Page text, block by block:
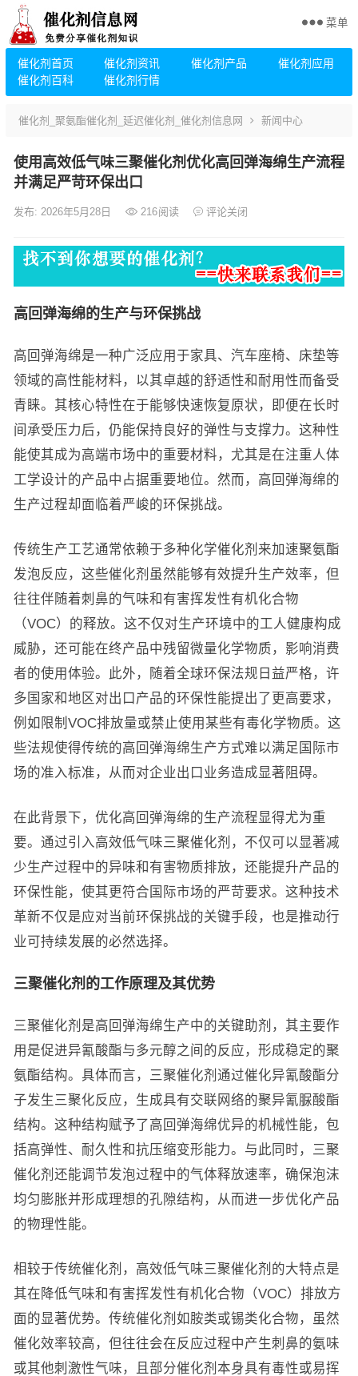
催化剂首页 催化剂资讯 催化剂产品
催化剂应用
催化剂百科
催化剂行情
菜单
催化剂_聚氨酯催化剂_延迟催化剂_催化剂信息网 新闻中心
使用高效低气味三聚催化剂优化高回弹海绵生产流程
并满足严苛环保出口
发布: 2026年5月28日 216阅读 评论关闭
高回弹海绵的生产与环保挑战
高回弹海绵是一种广泛应用于家具、汽车座椅、床垫等
领域的高性能材料，以其卓越的舒适性和耐用性而备受
青睐。其核心特性在于能够快速恢复原状，即便在长时
间承受压力后，仍能保持良好的弹性与支撑力。这种性
能使其成为高端市场中的重要材料，尤其是在注重人体
工学设计的产品中占据重要地位。然而，高回弹海绵的
生产过程却面临着严峻的环保挑战。
传统生产工艺通常依赖于多种化学催化剂来加速聚氨酯
发泡反应，这些催化剂虽然能够有效提升生产效率，但
往往伴随着刺鼻的气味和有害挥发性有机化合物
（VOC）的释放。这不仅对生产环境中的工人健康构成
威胁，还可能在终产品中残留微量化学物质，影响消费
者的使用体验。此外，随着全球环保法规日益严格，许
多国家和地区对出口产品的环保性能提出了更高要求，
例如限制VOC排放量或禁止使用某些有毒化学物质。这
些法规使得传统的高回弹海绵生产方式难以满足国际市
场的准入标准，从而对企业出口业务造成显著阻碍。
在此背景下，优化高回弹海绵的生产流程显得尤为重
要。通过引入高效低气味三聚催化剂，不仅可以显著减
少生产过程中的异味和有害物质排放，还能提升产品的
环保性能，使其更符合国际市场的严苛要求。这种技术
革新不仅是应对当前环保挑战的关键手段，也是推动行
业可持续发展的必然选择。
三聚催化剂的工作原理及其优势
三聚催化剂是高回弹海绵生产中的关键助剂，其主要作
用是促进异氰酸酯与多元醇之间的反应，形成稳定的聚
氨酯结构。具体而言，三聚催化剂通过催化异氰酸酯分
子发生三聚化反应，生成具有交联网络的聚异氰脲酸酯
结构。这种结构赋予了高回弹海绵优异的机械性能，包
括高弹性、耐久性和抗压缩变形能力。与此同时，三聚
催化剂还能调节发泡过程中的气体释放速率，确保泡沫
均匀膨胀并形成理想的孔隙结构，从而进一步优化产品
的物理性能。
相较于传统催化剂，高效低气味三聚催化剂的大特点是
其在降低气味和有害挥发性有机化合物（VOC）排放方
面的显著优势。传统催化剂如胺类或锡类化合物，虽然
催化效率较高，但往往会在反应过程中产生刺鼻的氨味
或其他刺激性气味，且部分催化剂本身具有毒性或易挥